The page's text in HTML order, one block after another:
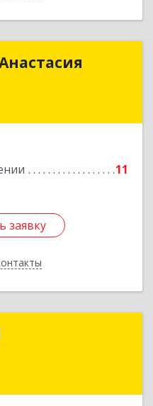
11
заявку
Анастасия
Подробнее
заявку
Дудин Сергей